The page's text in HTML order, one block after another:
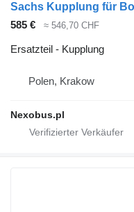
Sachs Kupplung für
585 €
≈ 546,70 CHF
Ersatzteil - Kupplung
Polen, Krakow
Nexobus.pl